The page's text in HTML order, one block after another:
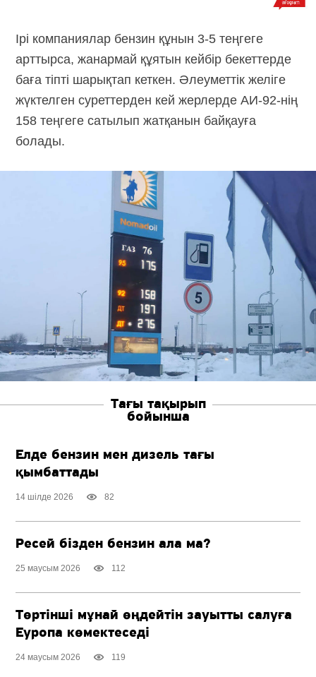
Ірі компаниялар бензин құнын 3-5 теңгеге
арттырса, жанармай құятын кейбір бекеттерде
баға тіпті шарықтап кеткен. Әлеуметтік желіге
жүктелген суреттерден кей жерлерде АИ-92-нің
158 теңгеге сатылып жатқанын байқауға
болады.
Тағы тақырып
бойынша
Елде бензин мен дизель тағы
қымбаттады
14 шілде 2026 82
Ресей бізден бензин ала ма?
25 маусым 2026 112
Төртінші мұнай өңдейтін зауытты салуға
Еуропа көмектеседі
24 маусым 2026 119